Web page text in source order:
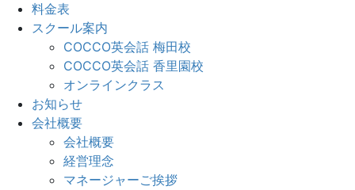
料金表
スクール案内
COCCO英会話 梅田校
COCCO英会話 香里園校
オンラインクラス
お知らせ
会社概要
会社概要
経営理念
マネージャーご挨拶